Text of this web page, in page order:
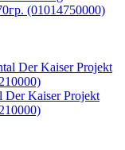
(01014750000)
Kaiser Projekt